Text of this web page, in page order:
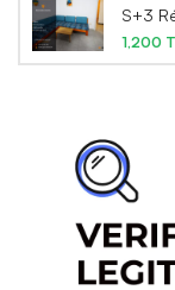
S+3
1,200